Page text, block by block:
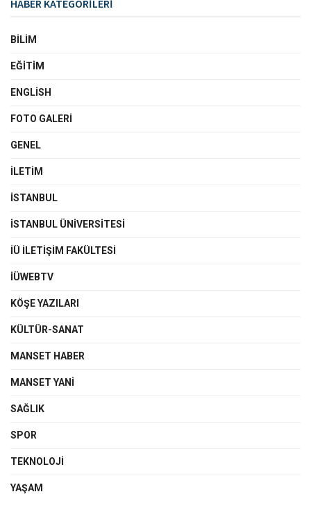
HABER KATEGORİLERİ
BILIM
EĞITIM
ENGLISH
FOTO GALERI
GENEL
İLETIM
İSTANBUL
İSTANBUL ÜNIVERSITESI
İÜ İLETIŞIM FAKÜLTESI
İÜWEBTV
KÖŞE YAZILARI
KÜLTÜR-SANAT
MANSET HABER
MANSET YANI
SAĞLIK
SPOR
TEKNOLOJI
YAŞAM